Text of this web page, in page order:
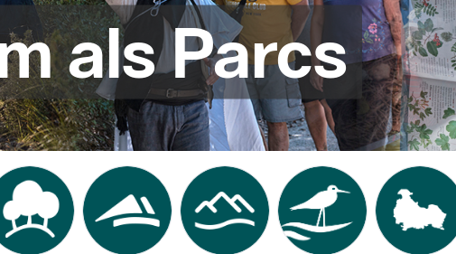
als Parcs